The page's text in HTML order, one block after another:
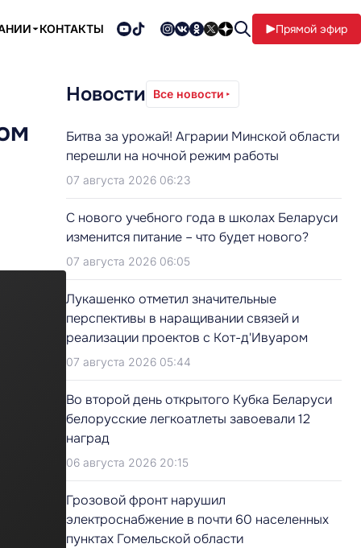
КОНТАКТЫ Прямой эфир
Новости Все новости
Битва за урожай! Аграрии Минской области
перешли на ночной режим работы
07 августа 2026 06:23
С нового учебного года в школах Беларуси
изменится питание – что будет нового?
07 августа 2026 06:05
Лукашенко отметил значительные
перспективы в наращивании связей и
реализации проектов с Кот-д'Ивуаром
07 августа 2026 05:44
Во второй день открытого Кубка Беларуси
белорусские легкоатлеты завоевали 12
наград
06 августа 2026 20:15
Грозовой фронт нарушил
электроснабжение в почти 60 населенных
пунктах Гомельской области